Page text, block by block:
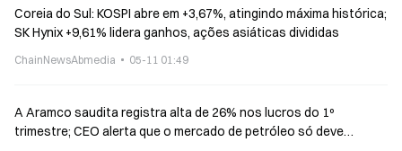
Coreia do Sul: KOSPI abre em +3,67%, atingindo máxima histórica;
SK Hynix +9,61% lidera ganhos, ações asiáticas divididas
ChainNewsAbmedia 05-11 01:49
A Aramco saudita registra alta de 26% nos lucros do 1º
trimestre; CEO alerta que o mercado de petróleo só deve